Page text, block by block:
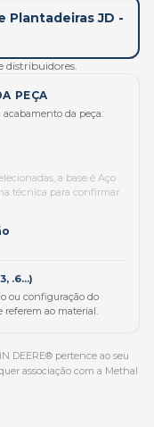
Plantadeiras JD -
distribuidores.
PEÇA
da peça:
a base é Aço
técnica para confirmar.
.6...)
ou configuração do
referem ao material.
DEERE® pertence ao seu
associação com a Methal